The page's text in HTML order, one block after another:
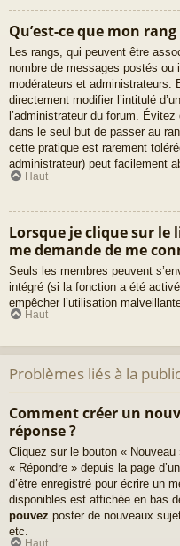
Qu’est-ce que mon
Les rangs, qui peuvent être
nombre de messages postés
modérateurs et administrateurs.
directement modifier l’intitulé
l’administrateur du forum.
dans le seul but de passer au
cette pratique est rarement
administrateur) peut facilement
Haut
Lorsque je clique sur le
me demande de me
Seuls les membres peuvent
intégré (si la fonction a été
empêcher l’utilisation
Haut
Problèmes liés à la
Comment créer un
réponse ?
Cliquez sur le bouton « Nouveau
« Répondre » depuis la page
d’être enregistré pour écrire un
disponibles est affichée en bas
pouvez poster de nouveaux
etc.